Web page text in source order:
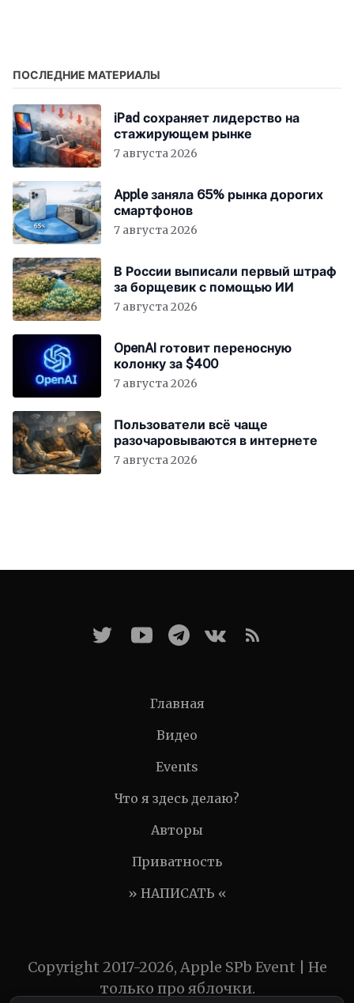
ПОСЛЕДНИЕ МАТЕРИАЛЫ
iPad сохраняет лидерство на
стажирующем рынке
7 августа 2026
Apple заняла 65% рынка дорогих
смартфонов
7 августа 2026
В России выписали первый штраф
за борщевик с помощью ИИ
7 августа 2026
OpenAI готовит переносную
колонку за $400
7 августа 2026
Пользователи всё чаще
разочаровываются в интернете
7 августа 2026
Главная
Видео
Events
Что я здесь делаю?
Авторы
Приватность
» НАПИСАТЬ «
Copyright 2017-2026, Apple SPb Event | Не
только про яблочки.